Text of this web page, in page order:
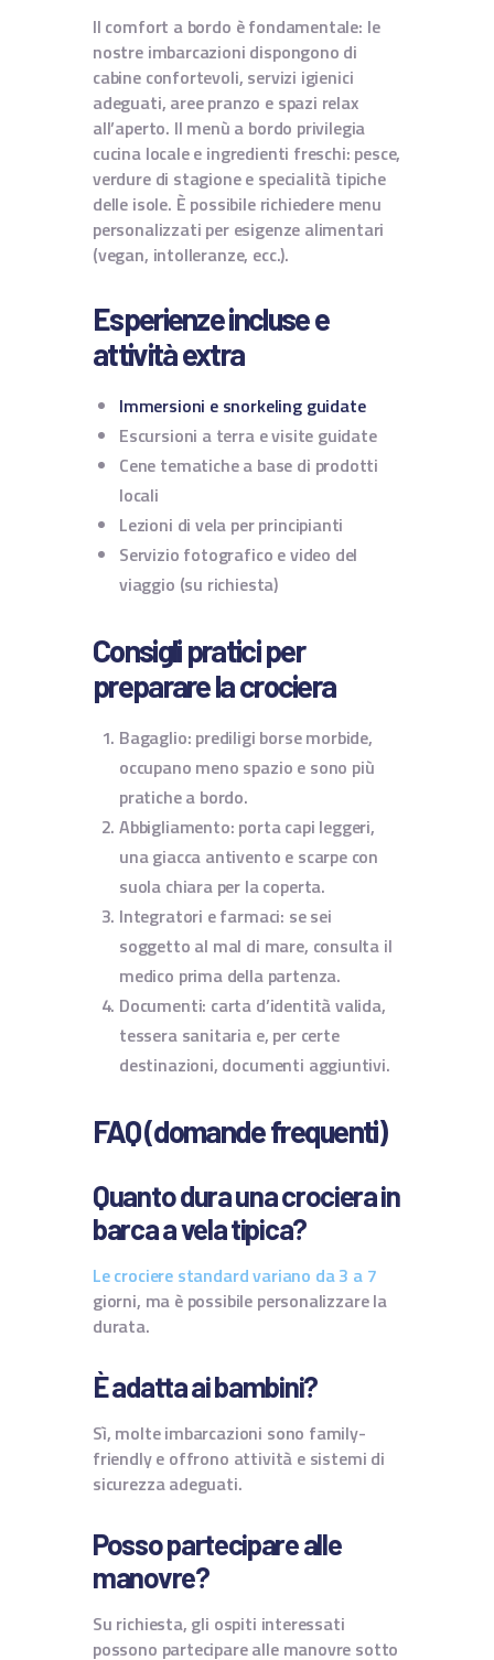
Il comfort a bordo è fondamentale: le
nostre imbarcazioni dispongono di
cabine confortevoli, servizi igienici
adeguati, aree pranzo e spazi relax
all’aperto. Il menù a bordo privilegia
cucina locale e ingredienti freschi: pesce,
verdure di stagione e specialità tipiche
delle isole. È possibile richiedere menu
personalizzati per esigenze alimentari
(vegan, intolleranze, ecc.).
Esperienze incluse e
attività extra
Immersioni e snorkeling guidate
Escursioni a terra e visite guidate
Cene tematiche a base di prodotti
locali
Lezioni di vela per principianti
Servizio fotografico e video del
viaggio (su richiesta)
Consigli pratici per
preparare la crociera
Bagaglio: prediligi borse morbide,
occupano meno spazio e sono più
pratiche a bordo.
Abbigliamento: porta capi leggeri,
una giacca antivento e scarpe con
suola chiara per la coperta.
Integratori e farmaci: se sei
soggetto al mal di mare, consulta il
medico prima della partenza.
Documenti: carta d’identità valida,
tessera sanitaria e, per certe
destinazioni, documenti aggiuntivi.
FAQ (domande frequenti)
Quanto dura una crociera in
barca a vela tipica?
Le crociere standard variano da 3 a 7
giorni, ma è possibile personalizzare la
durata.
È adatta ai bambini?
Sì, molte imbarcazioni sono family-
friendly e offrono attività e sistemi di
sicurezza adeguati.
Posso partecipare alle
manovre?
Su richiesta, gli ospiti interessati
possono partecipare alle manovre sotto